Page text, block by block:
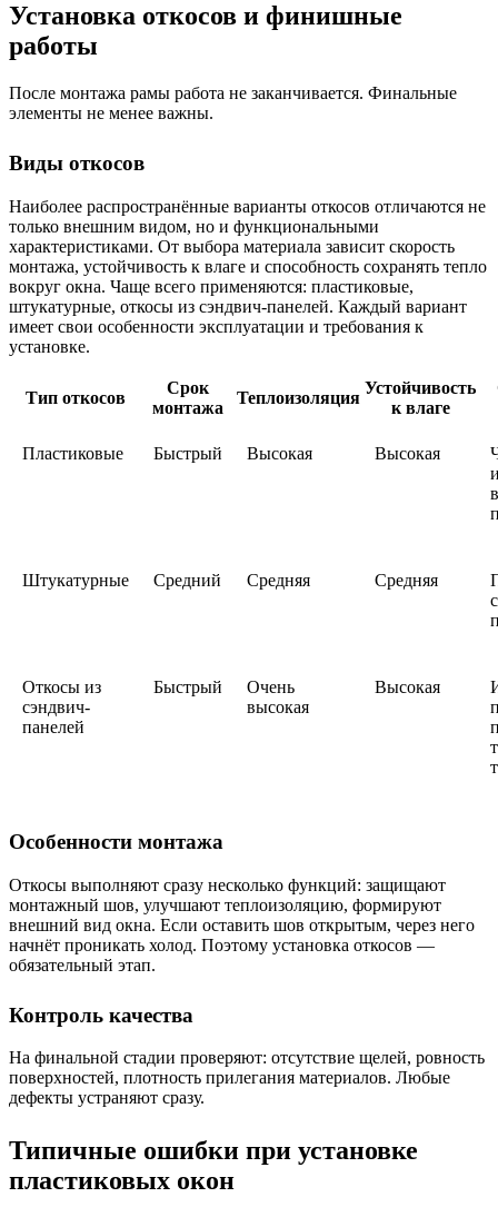
Установка откосов и финишные
работы
После монтажа рамы работа не заканчивается. Финальные
элементы не менее важны.
Виды откосов
Наиболее распространённые варианты откосов отличаются не
только внешним видом, но и функциональными
характеристиками. От выбора материала зависит скорость
монтажа, устойчивость к влаге и способность сохранять тепло
вокруг окна. Чаще всего применяются: пластиковые,
штукатурные, откосы из сэндвич-панелей. Каждый вариант
имеет свои особенности эксплуатации и требования к
установке.
Тип откосов
Срок
монтажа
Теплоизоляция
Устойчивость
к влаге
Пластиковые Быстрый Высокая Высокая
Штукатурные Средний Средняя Средняя
Откосы из
сэндвич-
панелей
Быстрый
Очень
высокая
Высокая
Особенности монтажа
Откосы выполняют сразу несколько функций: защищают
монтажный шов, улучшают теплоизоляцию, формируют
внешний вид окна. Если оставить шов открытым, через него
начнёт проникать холод. Поэтому установка откосов —
обязательный этап.
Контроль качества
На финальной стадии проверяют: отсутствие щелей, ровность
поверхностей, плотность прилегания материалов. Любые
дефекты устраняют сразу.
Типичные ошибки при установке
пластиковых окон